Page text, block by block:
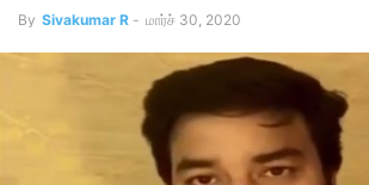
By Sivakumar R - மார்ச் 30, 2020